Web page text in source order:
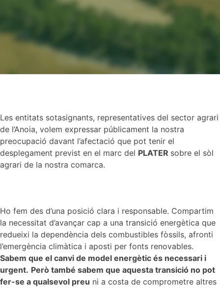
Les entitats sotasignants, representatives del sector agrari
de l’Anoia, volem expressar públicament la nostra
preocupació davant l’afectació que pot tenir el
desplegament previst en el marc del PLATER sobre el sòl
agrari de la nostra comarca.
Ho fem des d’una posició clara i responsable. Compartim
la necessitat d’avançar cap a una transició energètica que
redueixi la dependència dels combustibles fòssils, afronti
l’emergència climàtica i aposti per fonts renovables.
Sabem que el canvi de model energètic és necessari i
urgent. Però també sabem que aquesta transició no pot
fer-se a qualsevol preu ni a costa de comprometre altres